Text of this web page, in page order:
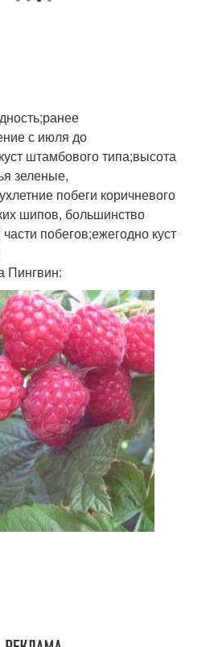
с июля до
штамбового типа;высота
зеленые,
побеги коричневого
шипов, большинство
побегов;ежегодно куст
Пингвин: